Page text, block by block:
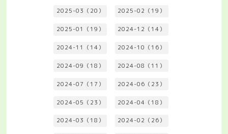
2025-03（20） 2025-02（19）
2025-01（19） 2024-12（14）
2024-11（14） 2024-10（16）
2024-09（18） 2024-08（11）
2024-07（17） 2024-06（23）
2024-05（23） 2024-04（18）
2024-03（18） 2024-02（26）